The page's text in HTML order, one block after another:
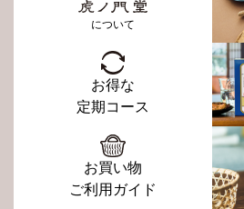
について
お得な
定期コース
お買い物
ご利用ガイド